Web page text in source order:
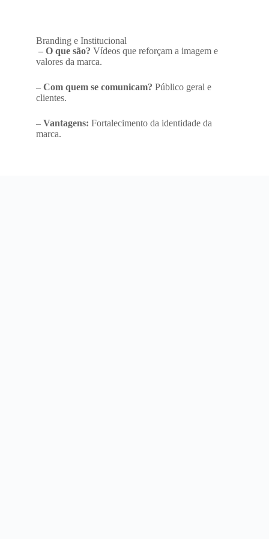
Branding e Institucional
– O que são? Vídeos que reforçam a imagem e
valores da marca.
– Com quem se comunicam? Público geral e
clientes.
– Vantagens: Fortalecimento da identidade da
marca.